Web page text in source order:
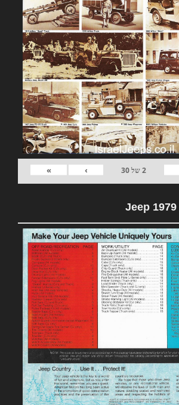
2של30
›
»